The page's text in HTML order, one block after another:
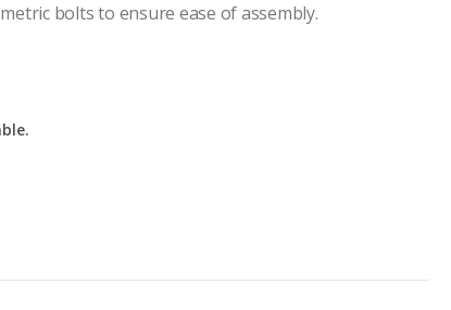
bolts to ensure ease of assembly.